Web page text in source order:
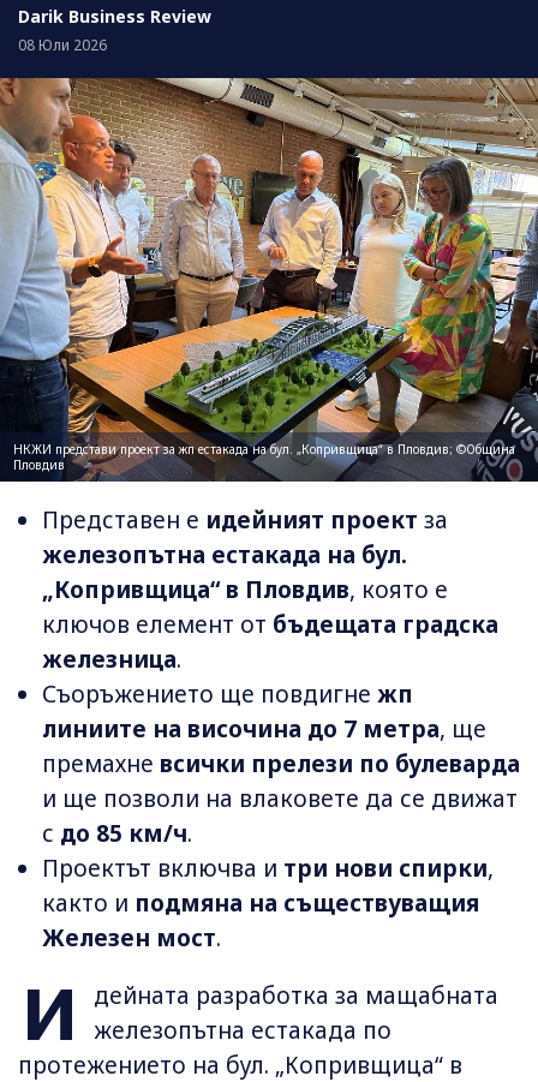
Darik Business Review
08 Юли 2026
НКЖИ представи проект за жп естакада на бул. „Копривщица“ в Пловдив; ©Община
Пловдив
Представен е идейният проект за
железопътна естакада на бул.
„Копривщица“ в Пловдив, която е
ключов елемент от бъдещата градска
железница.
Съоръжението ще повдигне жп
линиите на височина до 7 метра, ще
премахне всички прелези по булеварда
и ще позволи на влаковете да се движат
с до 85 км/ч.
Проектът включва и три нови спирки,
както и подмяна на съществуващия
Железен мост.
И
дейната разработка за мащабната
железопътна естакада по
протежението на бул. „Копривщица“ в